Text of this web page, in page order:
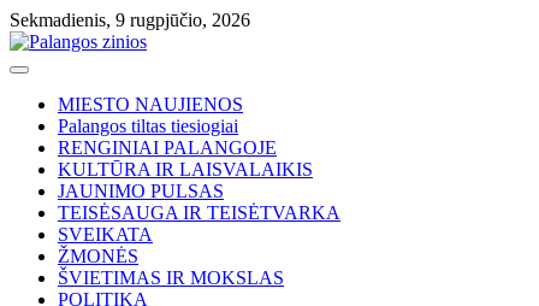
Skip
to
content
Sekmadienis, 9 rugpjūčio, 2026
MIESTO NAUJIENOS
Palangos tiltas tiesiogiai
RENGINIAI PALANGOJE
KULTŪRA IR LAISVALAIKIS
JAUNIMO PULSAS
TEISĖSAUGA IR TEISĖTVARKA
SVEIKATA
ŽMONĖS
ŠVIETIMAS IR MOKSLAS
POLITIKA